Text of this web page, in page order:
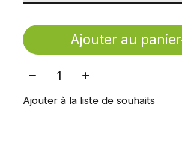
Ajouter au panier
Quantité:
Ajouter à la liste de souhaits